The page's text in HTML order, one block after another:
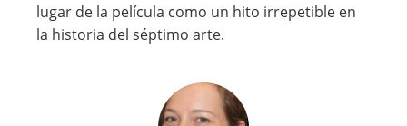
lugar de la película como un hito irrepetible en
la historia del séptimo arte.